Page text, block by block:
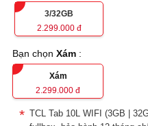
3/32GB
2.299.000đ
Bạn chọnXám :
Xám
2.299.000 đ
TCL Tab 10L WIFI (3GB |